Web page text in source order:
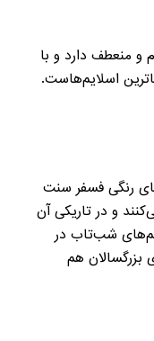
و منعطف دارد و با
اسلایم‌هاست.
رنگی فسفر سنت
و در تاریکی آن
شب‌تاب در
بزرگسالان هم